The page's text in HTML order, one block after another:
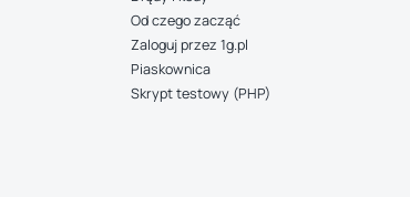
Od czego zacząć
Zaloguj przez 1g.pl
Piaskownica
Skrypt testowy (PHP)